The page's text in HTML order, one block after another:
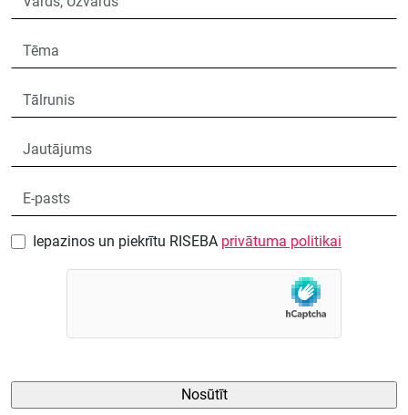
Iepazinos un piekrītu RISEBA privātuma politikai